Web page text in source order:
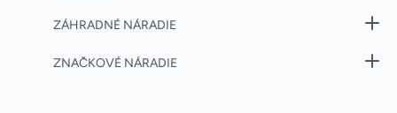
ZÁHRADNÉ NÁRADIE
ZNAČKOVÉ NÁRADIE